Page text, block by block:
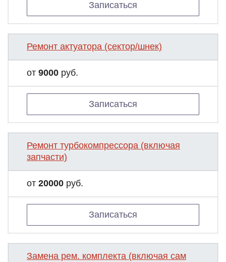
Записаться
Ремонт актуатора (сектор/шнек)
от 9000 руб.
Записаться
Ремонт турбокомпрессора (включая
запчасти)
от 20000 руб.
Записаться
Замена рем. комплекта (включая сам